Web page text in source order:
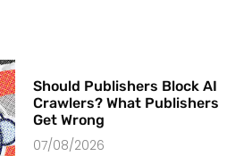
Should Publishers Block AI
Crawlers? What Publishers
Get Wrong
07/08/2026